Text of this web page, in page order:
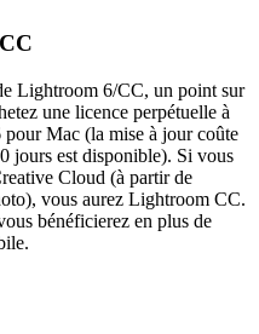
Lightroom 6/CC, un point sur
une licence perpétuelle à
Mac (la mise à jour coûte
jours est disponible). Si vous
Cloud (à partir de
vous aurez Lightroom CC.
bénéficierez en plus de